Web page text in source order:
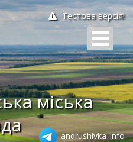
Тестова версія!
міська
andrushivka_info